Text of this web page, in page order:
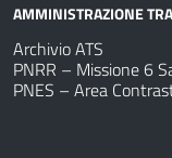
AMMINISTRAZIONE
Archivio ATS
PNRR – Missione 6
PNES – Area